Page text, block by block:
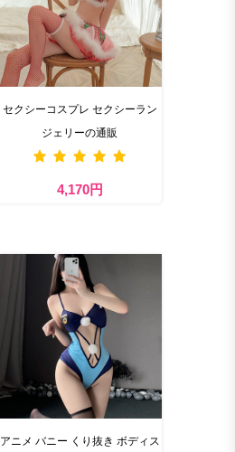
セクシーコスプレ セクシーラン
ジェリーの通販
4,170円
アニメ バニー くり抜き ボディス